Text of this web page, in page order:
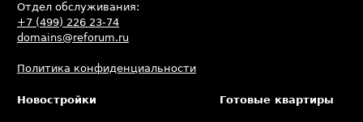
Отдел обслуживания:
+7 (499) 226 23-74
domains@reforum.ru
Политика конфиденциальности
Новостройки Готовые квартиры